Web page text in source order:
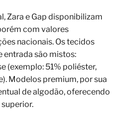
Zara e Gap disponibilizam
com valores
nacionais. Os tecidos
entrada são mistos:
(exemplo: 51% poliéster,
Modelos premium, por sua
de algodão, oferecendo